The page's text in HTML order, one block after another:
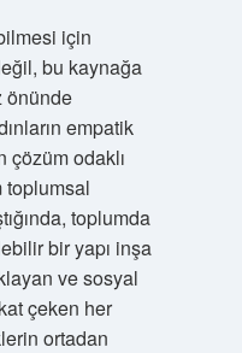
için
bu kaynağa
önünde
empatik
çözüm odaklı
toplumsal
toplumda
bir yapı inşa
ve sosyal
çeken her
ortadan